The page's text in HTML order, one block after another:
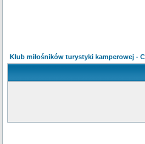
Klub miłośników turystyki kamperowej -